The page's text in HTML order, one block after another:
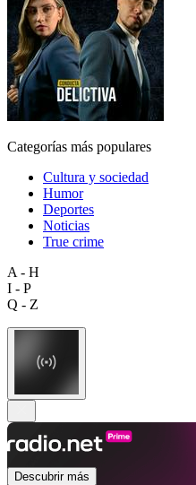
Categorías más populares
Cultura y sociedad
Humor
Deportes
Noticias
True crime
A - H
I - P
Q - Z
Descubrir más